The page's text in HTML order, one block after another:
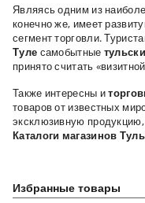
Являясь одним из
конечно же, имеет
сегмент торговли.
Туле самобытные
принято считать
Также интересны и
товаров от известных
эксклюзивную
Каталоги магазинов
Избранные товары